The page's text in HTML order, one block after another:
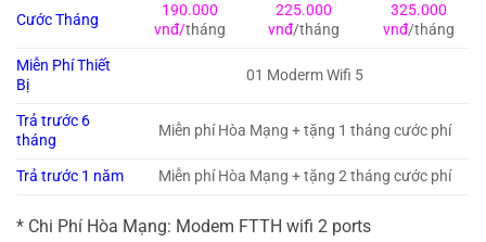
Cước Tháng
190.000
vnđ/tháng
225.000
vnđ/tháng
325.000
vnđ/tháng
Miễn Phí Thiết
Bị
01 Moderm Wifi 5
Trả trước 6
tháng
Miễn phí Hòa Mạng + tặng 1 tháng cước phí
Trả trước 1 năm Miễn phí Hòa Mạng + tặng 2 tháng cước phí
* Chi Phí Hòa Mạng: Modem FTTH wifi 2 ports